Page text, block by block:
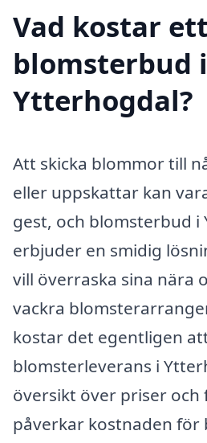
Vad kostar ett
blomsterbud i
Ytterhogdal?
Att skicka blommor till
eller uppskattar kan
gest, och blomsterbud i
erbjuder en smidig
vill överraska sina nära
vackra
kostar det egentligen
blomsterleverans i
översikt över priser och
påverkar kostnaden för